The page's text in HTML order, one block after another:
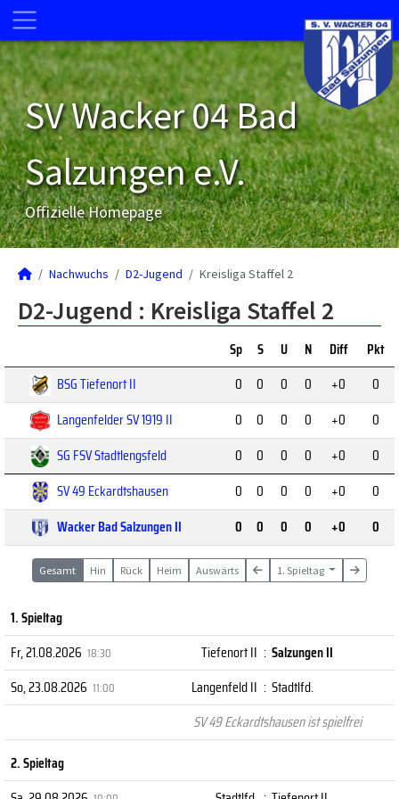
SV Wacker 04 Bad
Salzungen e.V.
Offizielle Homepage
Nachwuchs D2-Jugend Kreisliga Staffel 2
D2-Jugend : Kreisliga Staffel 2
Sp S U N Diff
Pkt
BSG Tiefenort II
0 0 0 0 +0
0
Langenfelder SV 1919 II
0 0 0 0 +0
0
SG FSV Stadtlengsfeld
0 0 0 0 +0
0
SV 49 Eckardtshausen
0 0 0 0 +0
0
Wacker Bad Salzungen II
0 0 0 0 +0 0
Gesamt Hin Rück Heim Auswärts 1. Spieltag
1. Spieltag
Fr, 21.08.2026 18:30 Tiefenort II : Salzungen II
So, 23.08.2026 11:00 Langenfeld II : Stadtlfd.
SV 49 Eckardtshausen ist spielfrei
2. Spieltag